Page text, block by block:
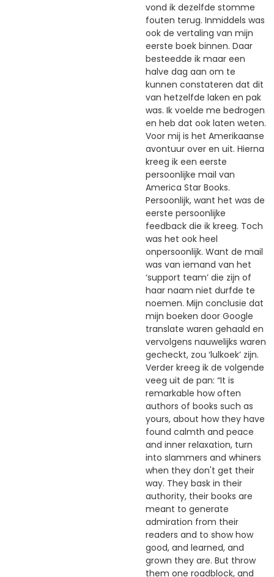
vond ik dezelfde stomme
fouten terug. Inmiddels was
ook de vertaling van mijn
eerste boek binnen. Daar
besteedde ik maar een
halve dag aan om te
kunnen constateren dat dit
van hetzelfde laken en pak
was. Ik voelde me bedrogen
en heb dat ook laten weten.
Voor mij is het Amerikaanse
avontuur over en uit. Hierna
kreeg ik een eerste
persoonlijke mail van
America Star Books.
Persoonlijk, want het was de
eerste persoonlijke
feedback die ik kreeg. Toch
was het ook heel
onpersoonlijk. Want de mail
was van iemand van het
‘support team’ die zijn of
haar naam niet durfde te
noemen. Mijn conclusie dat
mijn boeken door Google
translate waren gehaald en
vervolgens nauwelijks waren
gecheckt, zou ‘lulkoek’ zijn.
Verder kreeg ik de volgende
veeg uit de pan: “It is
remarkable how often
authors of books such as
yours, about how they have
found calmth and peace
and inner relaxation, turn
into slammers and whiners
when they don't get their
way. They bask in their
authority, their books are
meant to generate
admiration from their
readers and to show how
good, and learned, and
grown they are. But throw
them one roadblock, and